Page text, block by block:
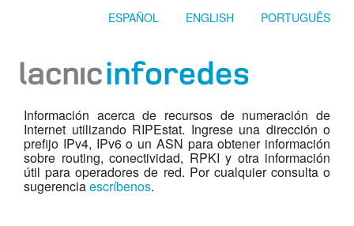
ESPAÑOL ENGLISH PORTUGUÊS
Información acerca de recursos de numeración de
Internet utilizando RIPEstat. Ingrese una dirección o
prefijo IPv4, IPv6 o un ASN para obtener información
sobre routing, conectividad, RPKI y otra información
útil para operadores de red. Por cualquier consulta o
sugerenciaescríbenos.